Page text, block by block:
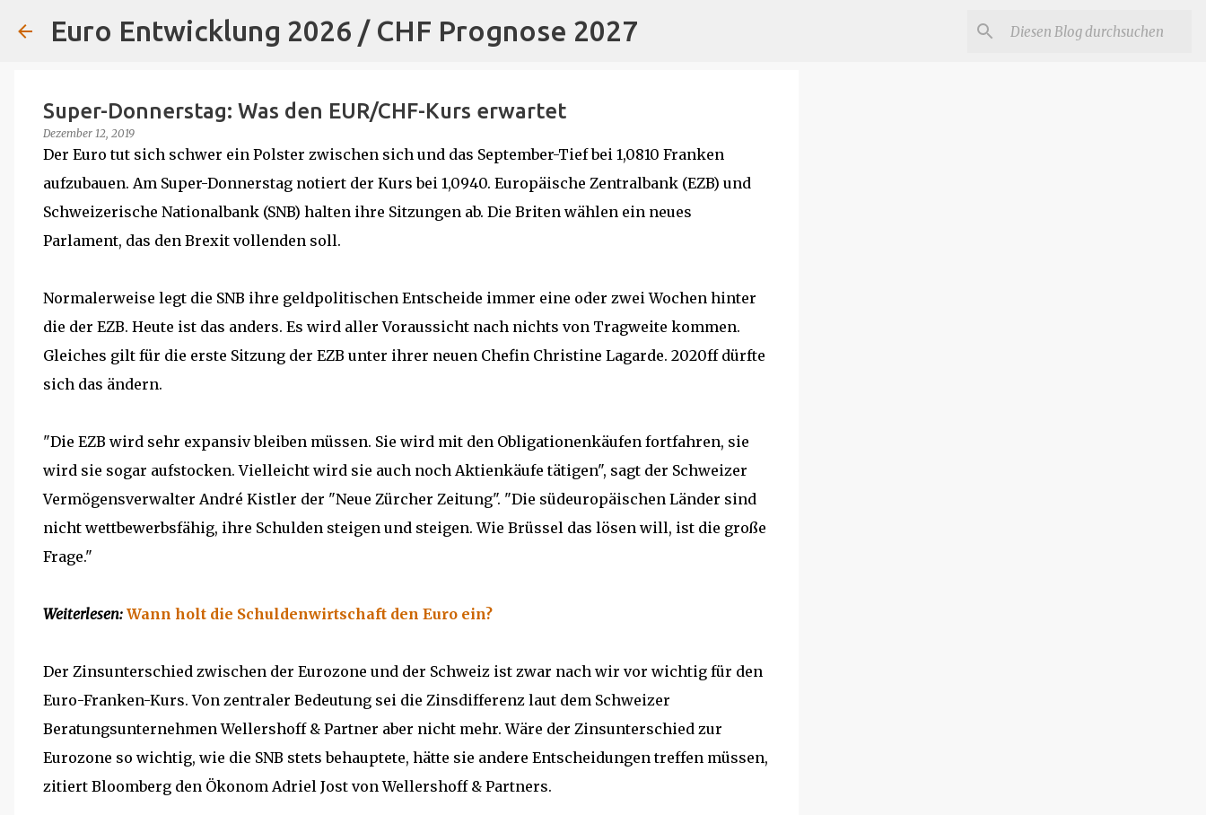
Direkt zum Hauptbereich
Euro Entwicklung 2026 / CHF Prognose 2027
Super-Donnerstag: Was den EUR/CHF-Kurs erwartet
Dezember 12, 2019
Der Euro tut sich schwer ein Polster zwischen sich und das September-Tief bei 1,0810 Franken
aufzubauen. Am Super-Donnerstag notiert der Kurs bei 1,0940. Europäische Zentralbank (EZB) und
Schweizerische Nationalbank (SNB) halten ihre Sitzungen ab. Die Briten wählen ein neues
Parlament, das den Brexit vollenden soll.
Normalerweise legt die SNB ihre geldpolitischen Entscheide immer eine oder zwei Wochen hinter
die der EZB. Heute ist das anders. Es wird aller Voraussicht nach nichts von Tragweite kommen.
Gleiches gilt für die erste Sitzung der EZB unter ihrer neuen Chefin Christine Lagarde. 2020ff dürfte
sich das ändern.
"Die EZB wird sehr expansiv bleiben müssen. Sie wird mit den Obligationenkäufen fortfahren, sie
wird sie sogar aufstocken. Vielleicht wird sie auch noch Aktienkäufe tätigen", sagt der Schweizer
Vermögensverwalter André Kistler der "Neue Zürcher Zeitung". "Die südeuropäischen Länder sind
nicht wettbewerbsfähig, ihre Schulden steigen und steigen. Wie Brüssel das lösen will, ist die große
Frage."
Weiterlesen: Wann holt die Schuldenwirtschaft den Euro ein?
Der Zinsunterschied zwischen der Eurozone und der Schweiz ist zwar nach wir vor wichtig für den
Euro-Franken-Kurs. Von zentraler Bedeutung sei die Zinsdifferenz laut dem Schweizer
Beratungsunternehmen Wellershoff & Partner aber nicht mehr. Wäre der Zinsunterschied zur
Eurozone so wichtig, wie die SNB stets behauptete, hätte sie andere Entscheidungen treffen müssen,
zitiert Bloomberg den Ökonom Adriel Jost von Wellershoff & Partners.